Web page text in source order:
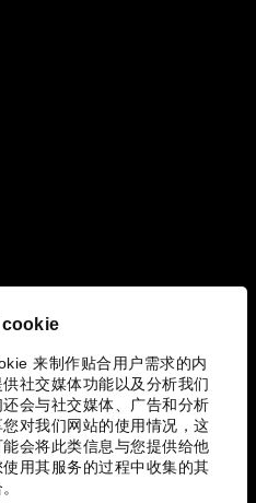
cookie
来制作贴合用户需求的内
社交媒体功能以及分析我们
会与社交媒体、广告和分析
对我们网站的使用情况，这
会将此类信息与您提供给他
用其服务的过程中收集的其